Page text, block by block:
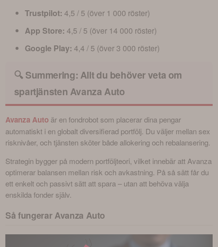
Trustpilot: 4,5 / 5 (över 1 000 röster)
App Store: 4,5 / 5 (över 14 000 röster)
Google Play: 4,4 / 5 (över 3 000 röster)
🔍 Summering: Allt du behöver veta om
spartjänsten Avanza Auto
Avanza Auto är en fondrobot som placerar dina pengar
automatiskt i en globalt diversifierad portfölj. Du väljer mellan sex
risknivåer, och tjänsten sköter både allokering och rebalansering.
Strategin bygger på modern portföljteori, vilket innebär att Avanza
optimerar balansen mellan risk och avkastning. På så sätt får du
ett enkelt och passivt sätt att spara – utan att behöva välja
enskilda fonder själv.
Så fungerar Avanza Auto